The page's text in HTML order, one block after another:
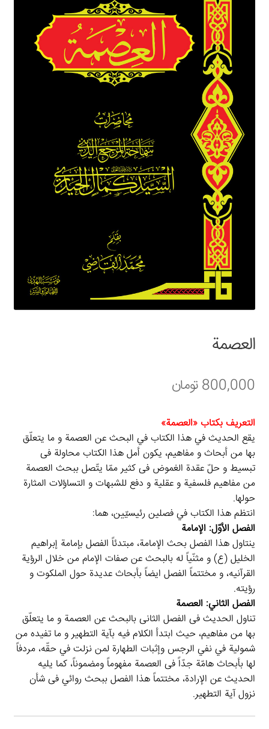
برگه نمونه
برگه نمونه
پرداخت
تماس با ما
ثبت شکایات
حساب کاربری من
درباره ما
سبد خرید
العصمة
800,000تومان
التعریف بکتاب «العصمة»
يقع الحديث في هذا الکتاب في البحث عن العصمة و ما يتعلّق
بها من أبحاث و مفاهیم، یکون أمل هذا الکتاب محاولة فی
تبسیط و حلّ عقدة الغموض فی کثیر ممّا یتّصل ببحث العصمة
من مفاهیم فلسفیة و عقلیة و دفع للشبهات و التساؤلات المثارة
حولها.
انتظم هذا الکتاب في فصلین رئیسیّین، هما:
الفصل الأوّل: الإمامة
ینتاول هذا الفصل بحث الإمامة، مبتدئاً الفصل بإمامة إبراهیم
الخلیل (ع) و مثنّیاً له بالبحث عن صفات الإمام من خلال الرؤیة
القرآنیه، و مختتماً الفصل ایضاً بأبحاث عدیدة حول الملکوت و
رؤیته.
الفصل الثاني: العصمة
تناول الحدیث فی الفصل الثانی بالبحث عن العصمة و ما یتعلّق
بها من مفاهیم، حیث ابتدأ الکلام فیه بآیة التطهیر و ما تفیده من
شمولیة في نفي الرجس وإثبات الطهارة لمن نزلت في حقّه، مردفاً
لها بأبحاث هامّة جدّاً فی العصمة مفهوماً ومضموناً، کما یلیه
الحدیث عن الإرادة، مختتماً هذا الفصل ببحث روائي فی شأن
نزول آیة التطهیر.